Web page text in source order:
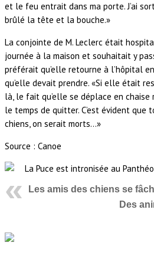
et le feu entrait dans ma porte. J’ai
brûlé la tête et la bouche.»
La conjointe de M. Leclerc était
journée à la maison et souhaitait y
préférait qu’elle retourne à l’hôpital
qu’elle devait prendre. «Si elle était
là, le fait qu’elle se déplace en chaise
le temps de quitter. C’est évident que
chiens, on serait morts…»
Source : Canoe
Les amis des chiens se
Des